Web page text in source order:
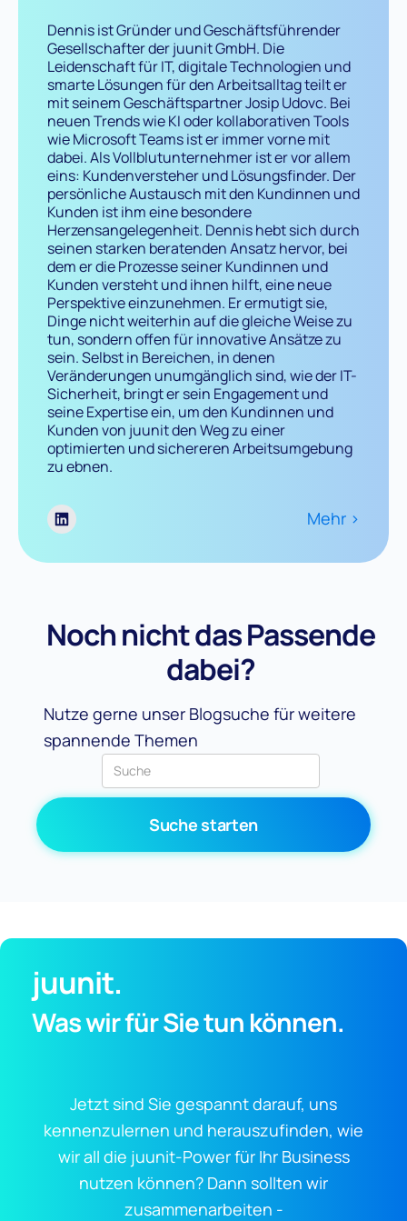
Dennis ist Gründer und Geschäftsführender
Gesellschafter der juunit GmbH. Die
Leidenschaft für IT, digitale Technologien und
smarte Lösungen für den Arbeitsalltag teilt er
mit seinem Geschäftspartner Josip Udovc. Bei
neuen Trends wie KI oder kollaborativen Tools
wie Microsoft Teams ist er immer vorne mit
dabei. Als Vollblutunternehmer ist er vor allem
eins: Kundenversteher und Lösungsfinder. Der
persönliche Austausch mit den Kundinnen und
Kunden ist ihm eine besondere
Herzensangelegenheit. Dennis hebt sich durch
seinen starken beratenden Ansatz hervor, bei
dem er die Prozesse seiner Kundinnen und
Kunden versteht und ihnen hilft, eine neue
Perspektive einzunehmen. Er ermutigt sie,
Dinge nicht weiterhin auf die gleiche Weise zu
tun, sondern offen für innovative Ansätze zu
sein. Selbst in Bereichen, in denen
Veränderungen unumgänglich sind, wie der IT-
Sicherheit, bringt er sein Engagement und
seine Expertise ein, um den Kundinnen und
Kunden von juunit den Weg zu einer
optimierten und sichereren Arbeitsumgebung
zu ebnen.
Mehr >
Noch nicht das Passende
dabei?
Nutze gerne unser Blogsuche für weitere
spannende Themen
juunit.
Was wir für Sie tun können.
Jetzt sind Sie gespannt darauf, uns
kennenzulernen und herauszufinden, wie
wir all die juunit-Power für Ihr Business
nutzen können? Dann sollten wir
zusammenarbeiten -